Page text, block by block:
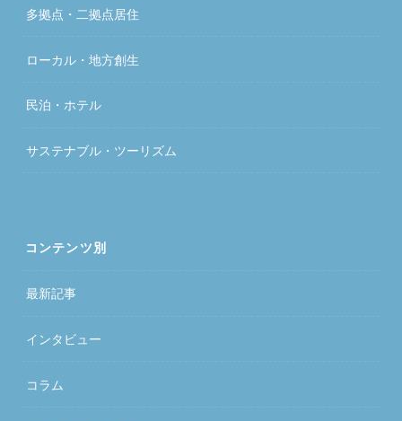
多拠点・二拠点居住
ローカル・地方創生
民泊・ホテル
サステナブル・ツーリズム
コンテンツ別
最新記事
インタビュー
コラム